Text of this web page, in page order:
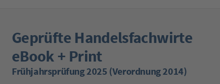
Geprüfte Handelsfachwirte
eBook + Print
Frühjahrsprüfung 2025 (Verordnung 2014)